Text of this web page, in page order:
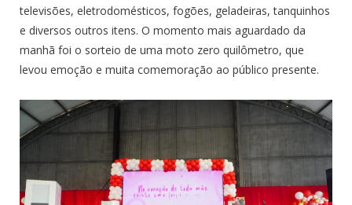
televisões, eletrodomésticos, fogões, geladeiras, tanquinhos
e diversos outros itens. O momento mais aguardado da
manhã foi o sorteio de uma moto zero quilômetro, que
levou emoção e muita comemoração ao público presente.